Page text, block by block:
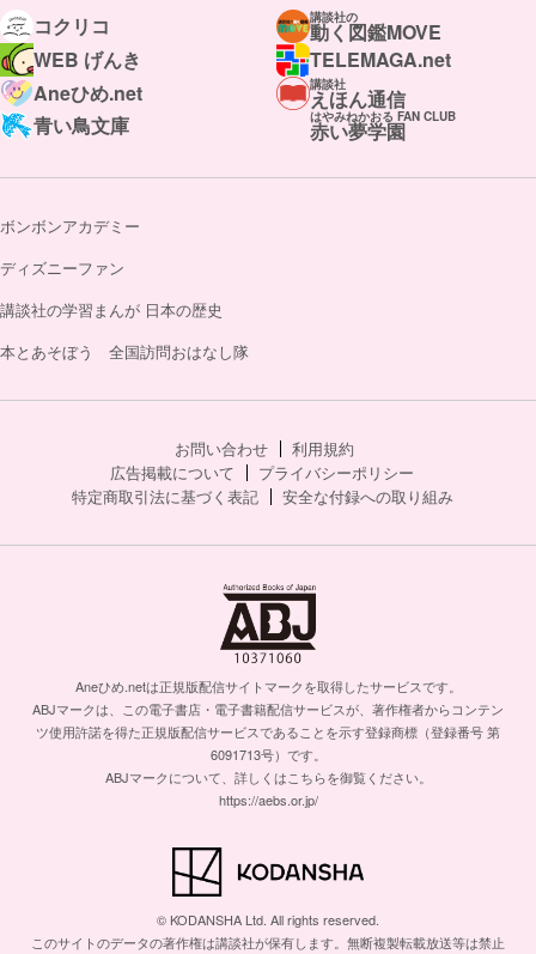
コクリコ
講談社の
動く図鑑MOVE
WEB げんき
TELEMAGA.net
Aneひめ.net
講談社
えほん通信
青い鳥文庫
はやみねかおる FAN CLUB
赤い夢学園
ボンボンアカデミー
ディズニーファン
講談社の学習まんが 日本の歴史
本とあそぼう 全国訪問おはなし隊
お問い合わせ
利用規約
広告掲載について
プライバシーポリシー
特定商取引法に基づく表記
安全な付録への取り組み
Aneひめ.netは正規版配信サイトマークを取得したサービスです。
ABJマークは、この電子書店・電子書籍配信サービスが、著作権者からコンテン
ツ使用許諾を得た正規版配信サービスであることを示す登録商標（登録番号 第
6091713号）です。
ABJマークについて、詳しくはこちらを御覧ください。
https://aebs.or.jp/
© KODANSHA Ltd. All rights reserved.
このサイトのデータの著作権は講談社が保有します。無断複製転載放送等は禁止